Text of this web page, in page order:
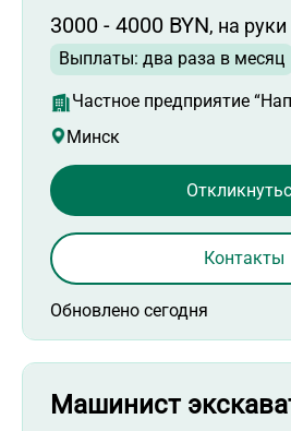
3000 - 4000 BYN, на руки
Выплаты: два раза в месяц
Частное предприятие
Минск
Обновлено сегодня
Контакты
Машинист